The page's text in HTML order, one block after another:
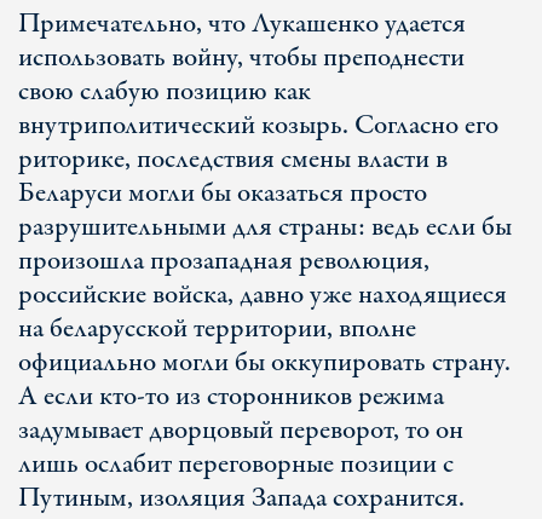
Примечательно, что Лукашенко удается
использовать войну, чтобы преподнести
свою слабую позицию как
внутриполитический козырь. Согласно его
риторике, последствия смены власти в
Беларуси могли бы оказаться просто
разрушительными для страны: ведь если бы
произошла прозападная революция,
российские войска, давно уже находящиеся
на беларусской территории, вполне
официально могли бы оккупировать страну.
А если кто-то из сторонников режима
задумывает дворцовый переворот, то он
лишь ослабит переговорные позиции с
Путиным, изоляция Запада сохранится.